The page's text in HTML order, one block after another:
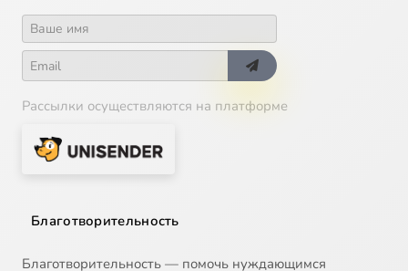
Рассылки осуществляются на платформе
Благотворительность
Благотворительность — помочь нуждающимся